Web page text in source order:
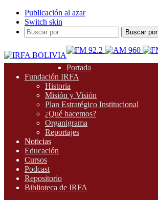
Publicación al azar
Switch skin
Buscar por
Portada
Fundación IRFA
Historia
Misión y Visión
Plan Estratégico Institucional
¿Qué hacemos?
Organigrama
Reportajes
Noticias
Educación
Cursos
Podcast
Repositorio
Biblioteca de IRFA